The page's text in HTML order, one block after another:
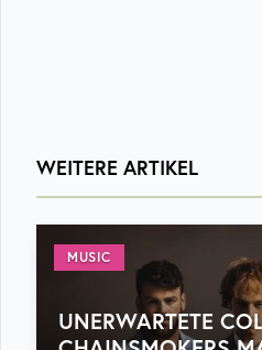
WEITERE ARTIKEL
MUSIC
UNERWARTETE